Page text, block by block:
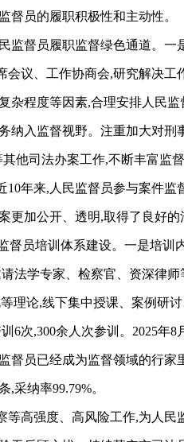
督员的履职积极性和主动性。
督员履职监督绿色通道。一
议、工作协商会,研究解决
程度等因素,合理安排人民
入监督视野。注重加大对
他司法办案工作,不断丰富监
年来,人民监督员参与案件监
更加公开、透明,取得了良好的
员培训体系建设。一是培训
法学专家、检察官、资深律
理论,线下集中授课、案例研
次,300余人次参训。2025年
员已经成为监督领域的行家
采纳率99.79%。
强度、高风险工作,为人民